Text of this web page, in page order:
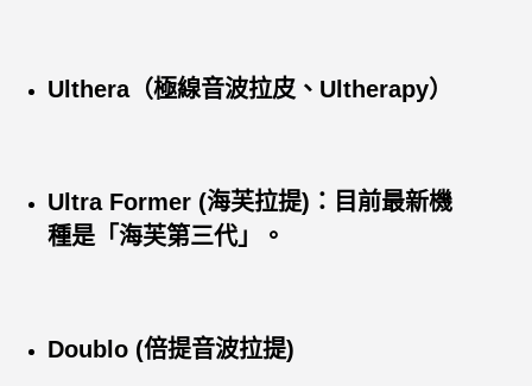
Ulthera（極線音波拉皮、Ultherapy）
Ultra Former (海芙拉提)：目前最新機
種是「海芙第三代」。
Doublo (倍提音波拉提)